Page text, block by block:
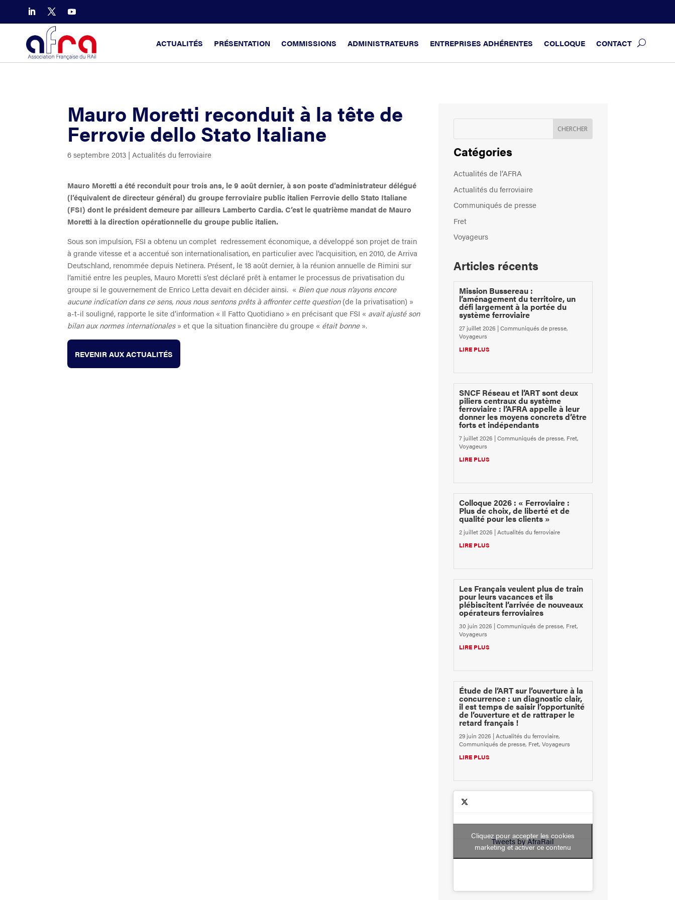
ACTUALITÉS PRÉSENTATION COMMISSIONS ADMINISTRATEURS ENTREPRISES ADHÉRENTES COLLOQUE CONTACT
Mauro Moretti reconduit à la tête de
Ferrovie dello Stato Italiane
6 septembre 2013 | Actualités du ferroviaire
Mauro Moretti a été reconduit pour trois ans, le 9 août dernier, à son poste d’administrateur délégué
(l’équivalent de directeur général) du groupe ferroviaire public italien Ferrovie dello Stato Italiane
(FSI) dont le président demeure par ailleurs Lamberto Cardia. C’est le quatrième mandat de Mauro
Moretti à la direction opérationnelle du groupe public italien.
Sous son impulsion, FSI a obtenu un complet redressement économique, a développé son projet de train
à grande vitesse et a accentué son internationalisation, en particulier avec l’acquisition, en 2010, de Arriva
Deutschland, renommée depuis Netinera. Présent, le 18 août dernier, à la réunion annuelle de Rimini sur
l’amitié entre les peuples, Mauro Moretti s’est déclaré prêt à entamer le processus de privatisation du
groupe si le gouvernement de Enrico Letta devait en décider ainsi. « Bien que nous n’ayons encore
aucune indication dans ce sens, nous nous sentons prêts à affronter cette question(de la privatisation) »
a-t-il souligné, rapporte le site d’information « Il Fatto Quotidiano » en précisant que FSI « avait ajusté son
bilan aux normes internationales» et que la situation financière du groupe « était bonne».
REVENIR AUX ACTUALITÉS
Catégories
Actualités de l’AFRA
Actualités du ferroviaire
Communiqués de presse
Fret
Voyageurs
Articles récents
Mission Bussereau :
l’aménagement du territoire, un
défi largement à la portée du
système ferroviaire
27 juillet 2026 |Communiqués de presse,
Voyageurs
LIRE PLUS
SNCF Réseau et l’ART sont deux
piliers centraux du système
ferroviaire : l’AFRA appelle à leur
donner les moyens concrets d’être
forts et indépendants
7 juillet 2026 |Communiqués de presse, Fret,
Voyageurs
LIRE PLUS
Colloque 2026 : « Ferroviaire :
Plus de choix, de liberté et de
qualité pour les clients »
2 juillet 2026 |Actualités du ferroviaire
LIRE PLUS
Les Français veulent plus de train
pour leurs vacances et ils
plébiscitent l’arrivée de nouveaux
opérateurs ferroviaires
30 juin 2026 |Communiqués de presse, Fret,
Voyageurs
LIRE PLUS
Étude de l’ART sur l’ouverture à la
concurrence : un diagnostic clair,
il est temps de saisir l’opportunité
de l’ouverture et de rattraper le
retard français !
29 juin 2026 |Actualités du ferroviaire,
Communiqués de presse, Fret, Voyageurs
LIRE PLUS
Tweets by AfraRail
Cliquez pour accepter les cookies
marketing et activer ce contenu